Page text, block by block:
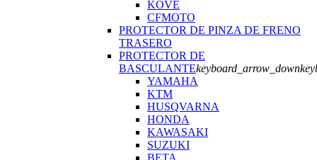
KOVE
CFMOTO
PROTECTOR DE PINZA DE FRENO
TRASERO
PROTECTOR DE
BASCULANTEkeyboard_arrow_down
YAMAHA
KTM
HUSQVARNA
HONDA
KAWASAKI
SUZUKI
BETA